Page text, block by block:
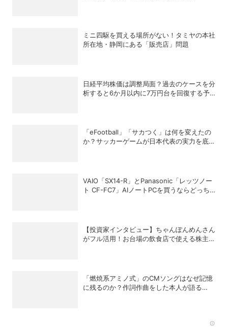
ミニ四駆を買える場所がない！タミヤの本社
所在地・静岡にある「販売店」問題
日経平均株価は調整局面？過去のケースを分
析すると6か月以内に7万円台を回復する予
「eFootball」「サカつく」は何を変えたの
か？サッカーゲームが日本代表の実力を底上
VAIO「SX14-R」とPanasonic「レッツノー
ト CF-FC7」AIノートPCを買うならどっち
【投資家インタビュー】ちゃんぽんめんさん
がフル活用！お台場の飲食店で使える株主優
「燃焼系アミノ式」のCMソングはなぜ記憶
に残るのか？作詞作曲をした本人が語る